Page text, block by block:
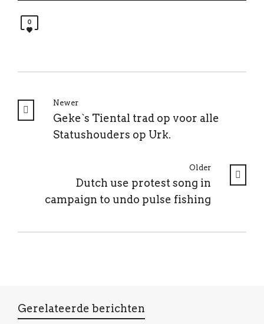
0
Newer
Geke`s Tiental trad op voor alle
Statushouders op Urk.
Older
Dutch use protest song in
campaign to undo pulse fishing
Gerelateerde berichten